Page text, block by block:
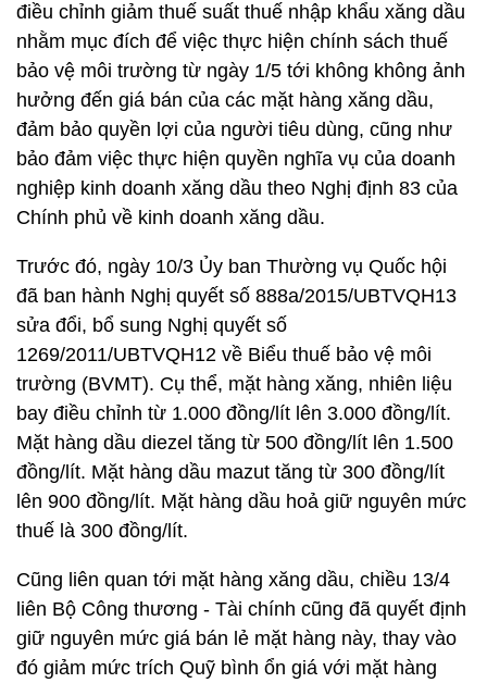
điều chỉnh giảm thuế suất thuế nhập khẩu xăng dầu
nhằm mục đích để việc thực hiện chính sách thuế
bảo vệ môi trường từ ngày 1/5 tới không không ảnh
hưởng đến giá bán của các mặt hàng xăng dầu,
đảm bảo quyền lợi của người tiêu dùng, cũng như
bảo đảm việc thực hiện quyền nghĩa vụ của doanh
nghiệp kinh doanh xăng dầu theo Nghị định 83 của
Chính phủ về kinh doanh xăng dầu.
Trước đó, ngày 10/3 Ủy ban Thường vụ Quốc hội
đã ban hành Nghị quyết số 888a/2015/UBTVQH13
sửa đổi, bổ sung Nghị quyết số
1269/2011/UBTVQH12 về Biểu thuế bảo vệ môi
trường (BVMT). Cụ thể, mặt hàng xăng, nhiên liệu
bay điều chỉnh từ 1.000 đồng/lít lên 3.000 đồng/lít.
Mặt hàng dầu diezel tăng từ 500 đồng/lít lên 1.500
đồng/lít. Mặt hàng dầu mazut tăng từ 300 đồng/lít
lên 900 đồng/lít. Mặt hàng dầu hoả giữ nguyên mức
thuế là 300 đồng/lít.
Cũng liên quan tới mặt hàng xăng dầu, chiều 13/4
liên Bộ Công thương - Tài chính cũng đã quyết định
giữ nguyên mức giá bán lẻ mặt hàng này, thay vào
đó giảm mức trích Quỹ bình ổn giá với mặt hàng